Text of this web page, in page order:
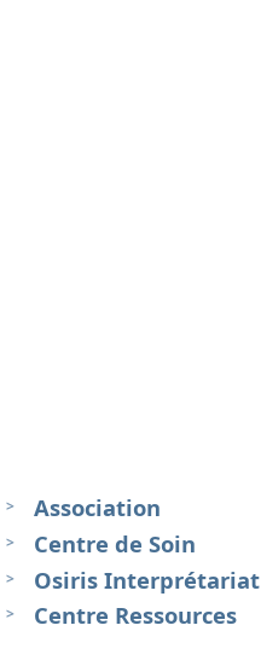
Association
Centre de Soin
Osiris Interprétariat
Centre Ressources